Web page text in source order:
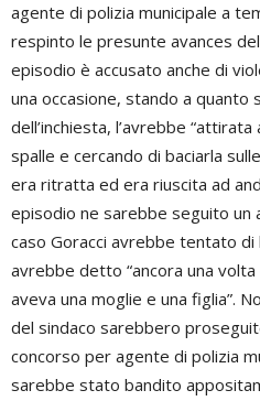
agente di polizia municipale a
respinto le presunte avances
episodio è accusato anche di
una occasione, stando a quanto
dell’inchiesta, l’avrebbe
spalle e cercando di baciarla
era ritratta ed era riuscita ad
episodio ne sarebbe seguito un
caso Goracci avrebbe tentato di
avrebbe detto “ancora una
aveva una moglie e una figlia”.
del sindaco sarebbero
concorso per agente di polizia
sarebbe stato bandito